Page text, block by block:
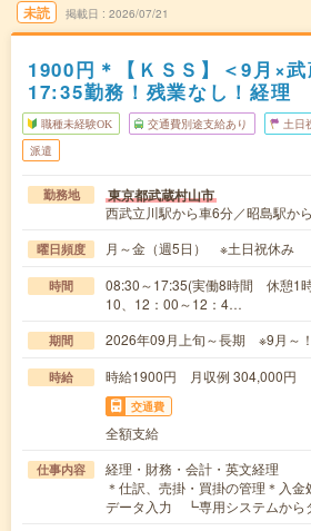
未読 掲載日 2026/07/21
1900円＊【ＫＳＳ】＜9月×
17:35勤務！残業なし！経理
職種未経験OK 交通費別途支給あり 土日
派遣
勤務地 東京都武蔵村山市
西武立川駅から車6分／昭島駅か
曜日頻度 月～金（週5日） ※土日祝休み
時間
08:30～17:35(実働8時間 休憩1
10、12：00～12：4…
期間 2026年09月上旬～長期 ※9月～！
時給 時給1900円 月収例 304,000円
交通費
全額支給
仕事内容
経理・財務・会計・英文経理
＊仕訳、売掛・買掛の管理＊入
データ入力 ┗専用システムから